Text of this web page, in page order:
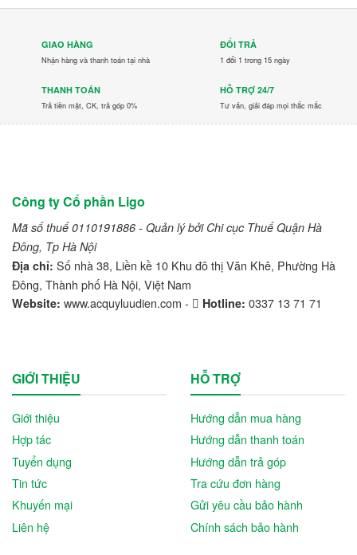
GIAO HÀNG
Nhận hàng và thanh toán tại nhà
ĐỔI TRẢ
1 đổi 1 trong 15 ngày
THANH TOÁN
Trả tiền mặt, CK, trả góp 0%
HỖ TRỢ 24/7
Tư vấn, giải đáp mọi thắc mắc
Công ty Cổ phần Ligo
Mã số thuế 0110191886 - Quản lý bởi Chi cục Thuế Quận Hà
Đông, Tp Hà Nội
Địa chỉ: Số nhà 38, Liền kề 10 Khu đô thị Văn Khê, Phường Hà
Đông, Thành phố Hà Nội, Việt Nam
Website: www.acquyluudien.com - Hotline: 0337 13 71 71
GIỚI THIỆU
Giới thiệu
Hợp tác
Tuyển dụng
Tin tức
Khuyến mại
Liên hệ
HỖ TRỢ
Hướng dẫn mua hàng
Hướng dẫn thanh toán
Hướng dẫn trả góp
Tra cứu đơn hàng
Gửi yêu cầu bảo hành
Chính sách bảo hành